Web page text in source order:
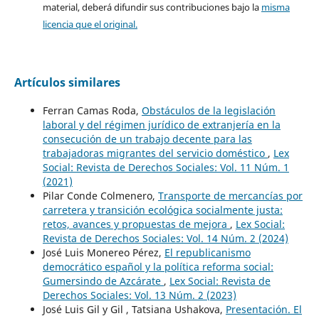
material, deberá difundir sus contribuciones bajo la misma
licencia que el original.
Artículos similares
Ferran Camas Roda, Obstáculos de la legislación
laboral y del régimen jurídico de extranjería en la
consecución de un trabajo decente para las
trabajadoras migrantes del servicio doméstico , Lex
Social: Revista de Derechos Sociales: Vol. 11 Núm. 1
(2021)
Pilar Conde Colmenero, Transporte de mercancías por
carretera y transición ecológica socialmente justa:
retos, avances y propuestas de mejora , Lex Social:
Revista de Derechos Sociales: Vol. 14 Núm. 2 (2024)
José Luis Monereo Pérez, El republicanismo
democrático español y la política reforma social:
Gumersindo de Azcárate , Lex Social: Revista de
Derechos Sociales: Vol. 13 Núm. 2 (2023)
José Luis Gil y Gil , Tatsiana Ushakova, Presentación. El